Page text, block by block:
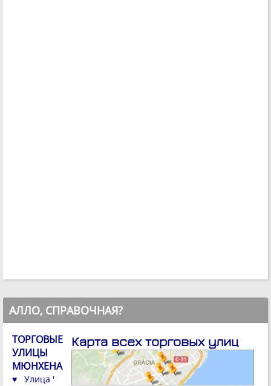
АЛЛО, СПРАВОЧНАЯ?
Карта всех торговых улиц
ТОРГОВЫЕ
УЛИЦЫ
МЮНХЕНА
♥ Улица '